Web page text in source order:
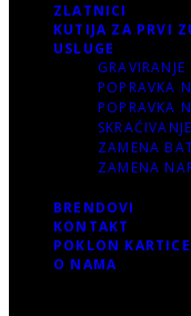
ZLATNICI
KUTIJA ZA PRVI
USLUGE
GRAVIRANJE
POPRAVKA
POPRAVKA
ZAMENA
ZAMENA
BRENDOVI
KONTAKT
POKLON KARTICE
O NAMA